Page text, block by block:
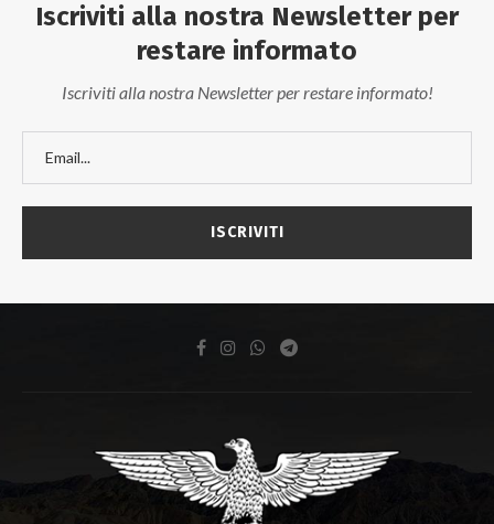
Iscriviti alla nostra Newsletter per
restare informato
Iscriviti alla nostra Newsletter per restare informato!